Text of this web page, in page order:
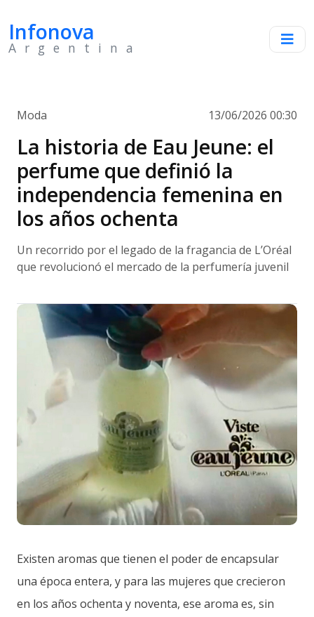
Infonova
Argentina
Moda 13/06/2026 00:30
La historia de Eau Jeune: el
perfume que definió la
independencia femenina en
los años ochenta
Un recorrido por el legado de la fragancia de L’Oréal
que revolucionó el mercado de la perfumería juvenil
Existen aromas que tienen el poder de encapsular
una época entera, y para las mujeres que crecieron
en los años ochenta y noventa, ese aroma es, sin